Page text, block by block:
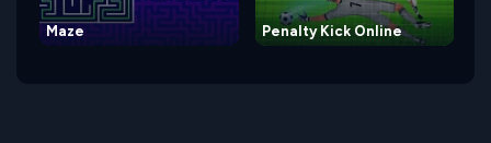
Maze Penalty Kick Online